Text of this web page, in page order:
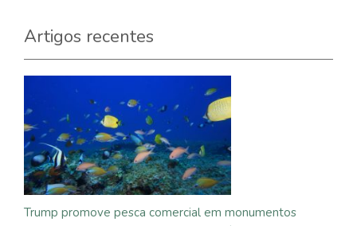
Artigos recentes
Trump promove pesca comercial em monumentos